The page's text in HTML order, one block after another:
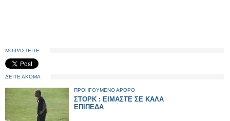
ΜΟΙΡΑΣΤΕΙΤΕ
ΔΕΙΤΕ ΑΚΟΜΑ
ΠΡΟΗΓΟΥΜΕΝΟ ΑΡΘΡΟ
ΣΤΟΡΚ : ΕΙΜΑΣΤΕ ΣΕ ΚΑΛΑ
ΕΠΙΠΕΔΑ